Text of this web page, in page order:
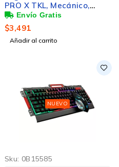
PRO X TKL, Mecánico,
Switch GX Brown,
Inalámbrico, Blanco
(Inglés)
$3,491
Añadir al carrito
NUEVO
Sku: 0B15585